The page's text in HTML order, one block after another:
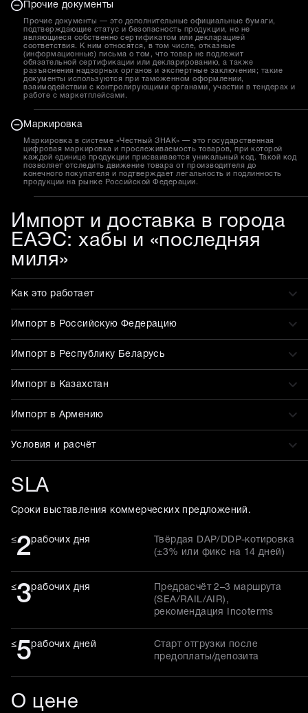
Прочие документы
Прочие документы — это дополнительные официальные бумаги,
подтверждающие статус и безопасность продукции, но не
являющиеся собственно сертификатом или декларацией
соответствия. К ним относятся, в том числе, отказные
(информационные) письма о том, что товар не подлежит
обязательной сертификации или декларированию, а также
разъяснения надзорных органов и экспертные заключения; такие
документы используются при таможенном оформлении,
взаимодействии с контролирующими органами, участии в тендерах и
работе с маркетплейсами.
Маркировка
Маркировка в системе «Честный ЗНАК» — это государственная
цифровая маркировка и прослеживаемость товаров, при которой
каждой единице продукции присваивается уникальный код. Такой код
позволяет отследить движение товара от производителя до
конечного покупателя и подтверждает легальность и подлинность
продукции на рынке Российской Федерации.
Импорт и доставка в города
ЕАЭС: хабы и «последняя
миля»
Как это работает
Импорт в Российскую Федерацию
Импорт в Республику Беларусь
Импорт в Казахстан
Импорт в Армению
Условия и расчёт
SLA
Сроки выставления коммерческих предложений.
≤2рабочих дня
Твёрдая DAP/DDP-котировка
(±3% или фикс на 14 дней)
≤3рабочих дня
Предрасчёт 2–3 маршрута
(SEA/RAIL/AIR),
рекомендация Incoterms
≤5рабочих дней
Старт отгрузки после
предоплаты/депозита
О цене